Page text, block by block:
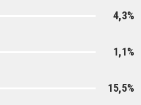
4,3%
1,1%
15,5%